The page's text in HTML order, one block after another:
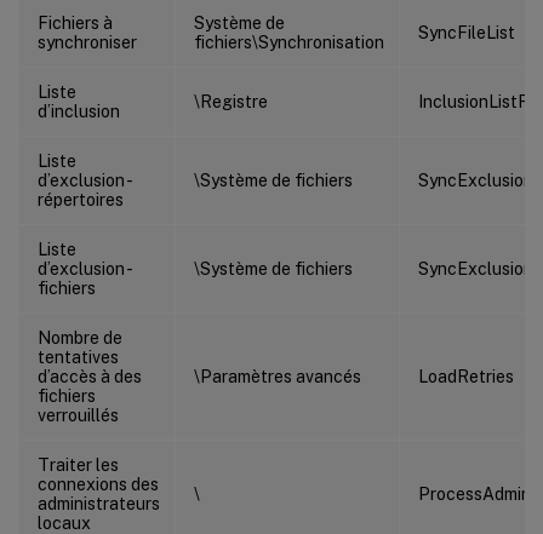
Fichiers à
synchroniser
Système de
fichiers\Synchronisation
SyncFileList
Liste
d’inclusion
\Registre
Liste
d’exclusion -
répertoires
\Système de fichiers
Liste
d’exclusion -
fichiers
\Système de fichiers
Nombre de
tentatives
d’accès à des
fichiers
verrouillés
\Paramètres avancés LoadRetries
Traiter les
connexions des
administrateurs
locaux
\ ProcessAdmin